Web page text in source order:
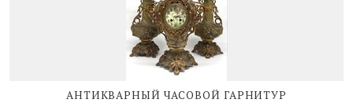
АНТИКВАРНЫЙ ЧАСОВОЙ ГАРНИТУР